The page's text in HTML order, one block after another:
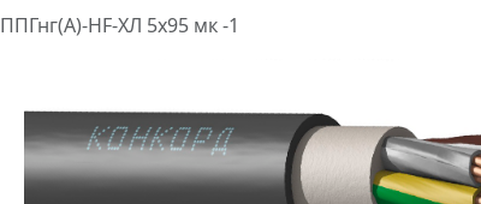
ППГнг(А)-HF-ХЛ 5х95 мк -1